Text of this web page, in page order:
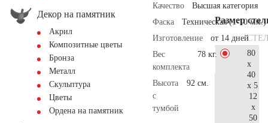
Декор на памятник
Акрил
Композитные цветы
Бронза
Металл
Скульптура
Цветы
Ордена на памятник
Качество
Высшая категория
Фаска
Техническая (1-10 мм.)
Изготовление
от 14 дней
Вес
комплекта
78 кг.
Высота
с
тумбой
92 см.
Размер
80
x
40
x 5
12
x
50